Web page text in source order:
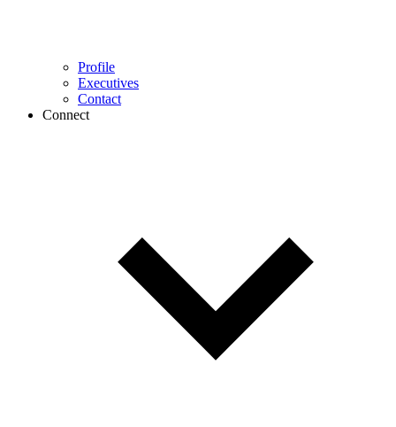
Profile
Executives
Contact
Connect